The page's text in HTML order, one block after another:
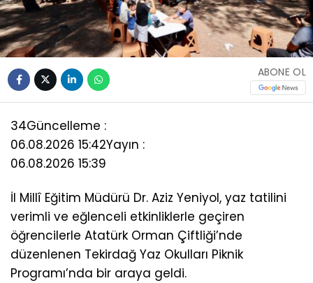
ABONE OL
34Güncelleme :
06.08.2026 15:42Yayın :
06.08.2026 15:39
İl Millî Eğitim Müdürü Dr. Aziz Yeniyol, yaz tatilini
verimli ve eğlenceli etkinliklerle geçiren
öğrencilerle Atatürk Orman Çiftliği’nde
düzenlenen Tekirdağ Yaz Okulları Piknik
Programı’nda bir araya geldi.